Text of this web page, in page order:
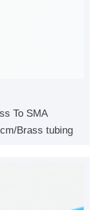
To SMA
Brass tubing